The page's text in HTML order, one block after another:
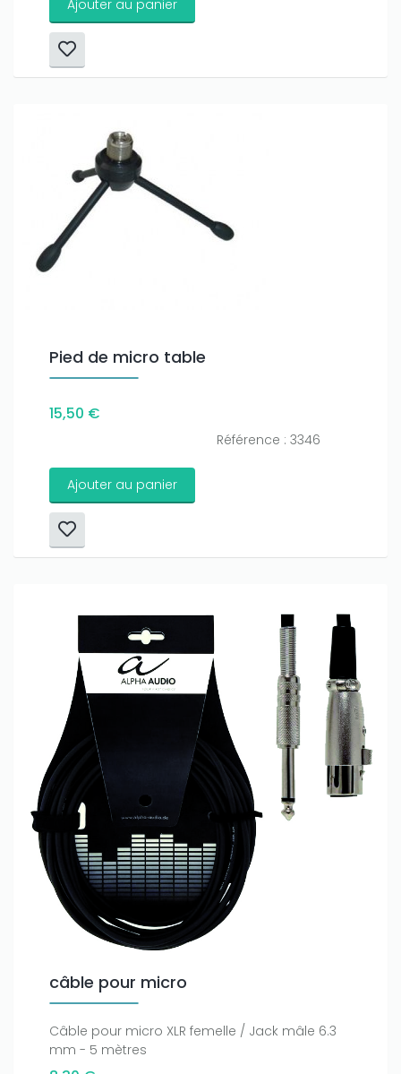
Ajouter au panier
Pied de micro table
15,50 €
Référence : 3346
Ajouter au panier
câble pour micro
Câble pour micro XLR femelle / Jack mâle 6.3
mm - 5 mètres